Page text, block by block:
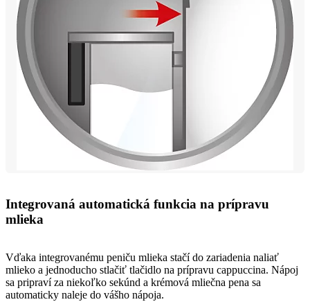
Integrovaná automatická funkcia na prípravu
mlieka
Vďaka integrovanému peniču mlieka stačí do zariadenia naliať
mlieko a jednoducho stlačiť tlačidlo na prípravu cappuccina. Nápoj
sa pripraví za niekoľko sekúnd a krémová mliečna pena sa
automaticky naleje do vášho nápoja.